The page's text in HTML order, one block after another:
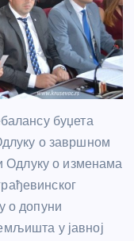
буџета
о завршном
Одлуку о изменама
о допуни
у јавној